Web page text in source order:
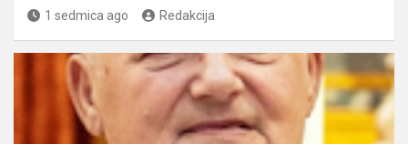
1 sedmica ago Redakcija